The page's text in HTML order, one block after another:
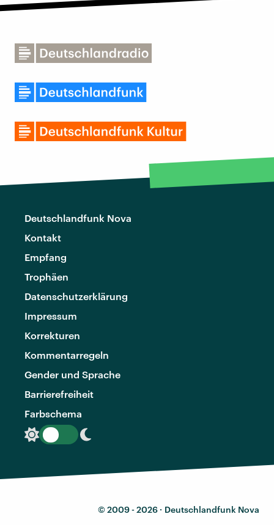
Deutschlandfunk Nova
Kontakt
Empfang
Trophäen
Datenschutzerklärung
Impressum
Korrekturen
Kommentarregeln
Gender und Sprache
Barrierefreiheit
Farbschema
© 2009 - 2026 · Deutschlandfunk Nova